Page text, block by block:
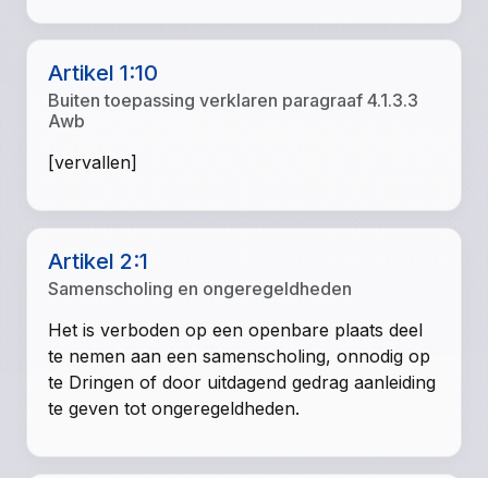
Artikel 1:10
Buiten toepassing verklaren paragraaf 4.1.3.3
Awb
[vervallen]
Artikel 2:1
Samenscholing en ongeregeldheden
Het is verboden op een openbare plaats deel
te nemen aan een samenscholing, onnodig op
te Dringen of door uitdagend gedrag aanleiding
te geven tot ongeregeldheden.